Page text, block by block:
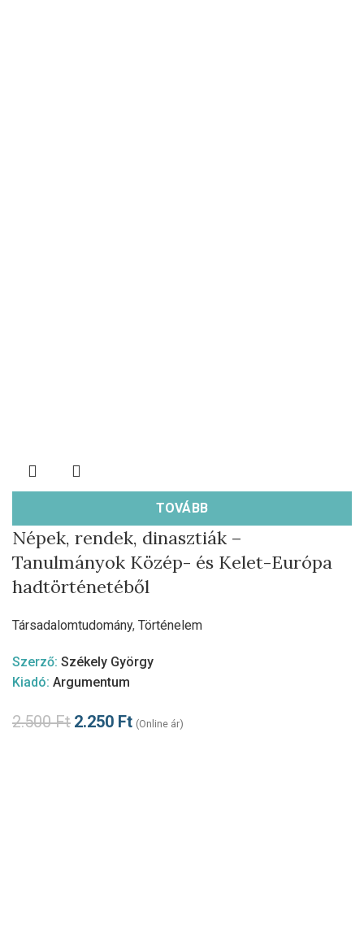
TOVÁBB
Népek, rendek, dinasztiák –
Tanulmányok Közép- és Kelet-Európa
hadtörténetéből
Társadalomtudomány, Történelem
Szerző: Székely György
Kiadó: Argumentum
2.500Ft 2.250 Ft (Online ár)